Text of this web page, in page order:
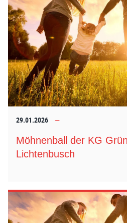
29.01.2026
Möhnenball der KG
Lichtenbusch